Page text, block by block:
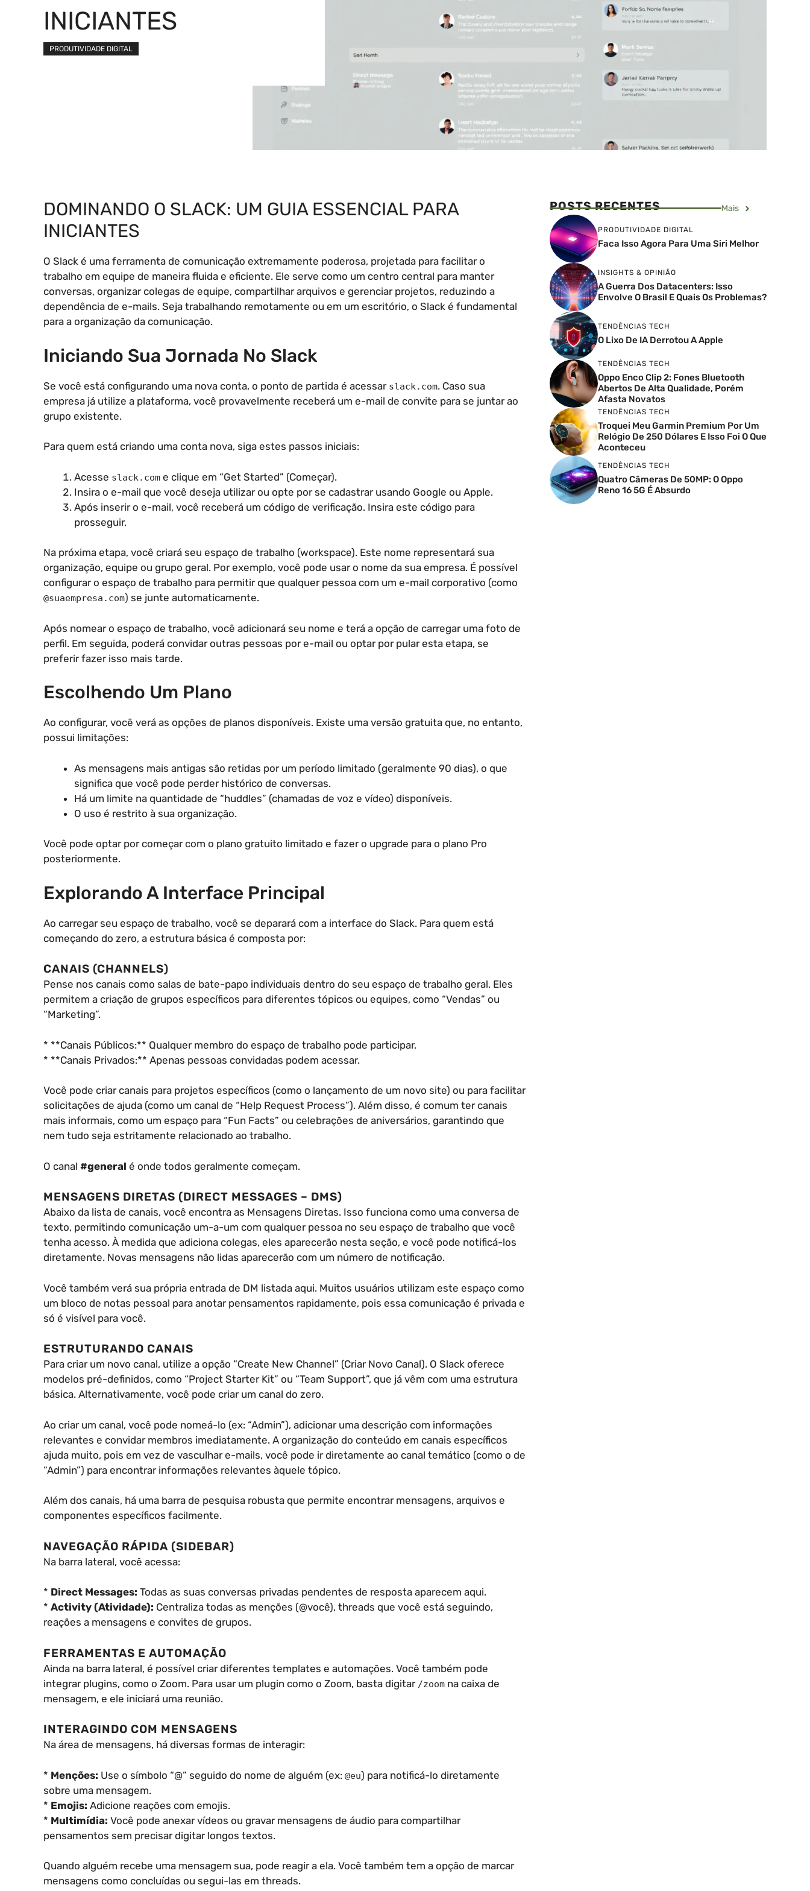
INICIANTES
PRODUTIVIDADE DIGITAL
DOMINANDO O SLACK: UM GUIA ESSENCIAL PARA
INICIANTES
O Slack é uma ferramenta de comunicação extremamente poderosa, projetada para facilitar o
trabalho em equipe de maneira fluida e eficiente. Ele serve como um centro central para manter
conversas, organizar colegas de equipe, compartilhar arquivos e gerenciar projetos, reduzindo a
dependência de e-mails. Seja trabalhando remotamente ou em um escritório, o Slack é fundamental
para a organização da comunicação.
Iniciando Sua Jornada No Slack
Se você está configurando uma nova conta, o ponto de partida é acessar slack.com. Caso sua
empresa já utilize a plataforma, você provavelmente receberá um e-mail de convite para se juntar ao
grupo existente.
Para quem está criando uma conta nova, siga estes passos iniciais:
Acesse slack.com e clique em “Get Started” (Começar).
Insira o e-mail que você deseja utilizar ou opte por se cadastrar usando Google ou Apple.
Após inserir o e-mail, você receberá um código de verificação. Insira este código para
prosseguir.
Na próxima etapa, você criará seu espaço de trabalho (workspace). Este nome representará sua
organização, equipe ou grupo geral. Por exemplo, você pode usar o nome da sua empresa. É possível
configurar o espaço de trabalho para permitir que qualquer pessoa com um e-mail corporativo (como
@suaempresa.com) se junte automaticamente.
Após nomear o espaço de trabalho, você adicionará seu nome e terá a opção de carregar uma foto de
perfil. Em seguida, poderá convidar outras pessoas por e-mail ou optar por pular esta etapa, se
preferir fazer isso mais tarde.
Escolhendo Um Plano
Ao configurar, você verá as opções de planos disponíveis. Existe uma versão gratuita que, no entanto,
possui limitações:
As mensagens mais antigas são retidas por um período limitado (geralmente 90 dias), o que
significa que você pode perder histórico de conversas.
Há um limite na quantidade de “huddles” (chamadas de voz e vídeo) disponíveis.
O uso é restrito à sua organização.
Você pode optar por começar com o plano gratuito limitado e fazer o upgrade para o plano Pro
posteriormente.
Explorando A Interface Principal
Ao carregar seu espaço de trabalho, você se deparará com a interface do Slack. Para quem está
começando do zero, a estrutura básica é composta por:
CANAIS (CHANNELS)
Pense nos canais como salas de bate-papo individuais dentro do seu espaço de trabalho geral. Eles
permitem a criação de grupos específicos para diferentes tópicos ou equipes, como “Vendas” ou
“Marketing”.
* **Canais Públicos:** Qualquer membro do espaço de trabalho pode participar.
* **Canais Privados:** Apenas pessoas convidadas podem acessar.
Você pode criar canais para projetos específicos (como o lançamento de um novo site) ou para facilitar
solicitações de ajuda (como um canal de “Help Request Process”). Além disso, é comum ter canais
mais informais, como um espaço para “Fun Facts” ou celebrações de aniversários, garantindo que
nem tudo seja estritamente relacionado ao trabalho.
O canal #general é onde todos geralmente começam.
MENSAGENS DIRETAS (DIRECT MESSAGES – DMS)
Abaixo da lista de canais, você encontra as Mensagens Diretas. Isso funciona como uma conversa de
texto, permitindo comunicação um-a-um com qualquer pessoa no seu espaço de trabalho que você
tenha acesso. À medida que adiciona colegas, eles aparecerão nesta seção, e você pode notificá-los
diretamente. Novas mensagens não lidas aparecerão com um número de notificação.
Você também verá sua própria entrada de DM listada aqui. Muitos usuários utilizam este espaço como
um bloco de notas pessoal para anotar pensamentos rapidamente, pois essa comunicação é privada e
só é visível para você.
ESTRUTURANDO CANAIS
Para criar um novo canal, utilize a opção “Create New Channel” (Criar Novo Canal). O Slack oferece
modelos pré-definidos, como “Project Starter Kit” ou “Team Support”, que já vêm com uma estrutura
básica. Alternativamente, você pode criar um canal do zero.
Ao criar um canal, você pode nomeá-lo (ex: “Admin”), adicionar uma descrição com informações
relevantes e convidar membros imediatamente. A organização do conteúdo em canais específicos
ajuda muito, pois em vez de vasculhar e-mails, você pode ir diretamente ao canal temático (como o de
“Admin”) para encontrar informações relevantes àquele tópico.
Além dos canais, há uma barra de pesquisa robusta que permite encontrar mensagens, arquivos e
componentes específicos facilmente.
NAVEGAÇÃO RÁPIDA (SIDEBAR)
Na barra lateral, você acessa:
* Direct Messages: Todas as suas conversas privadas pendentes de resposta aparecem aqui.
* Activity (Atividade): Centraliza todas as menções (@você), threads que você está seguindo,
reações a mensagens e convites de grupos.
FERRAMENTAS E AUTOMAÇÃO
Ainda na barra lateral, é possível criar diferentes templates e automações. Você também pode
integrar plugins, como o Zoom. Para usar um plugin como o Zoom, basta digitar /zoom na caixa de
mensagem, e ele iniciará uma reunião.
INTERAGINDO COM MENSAGENS
Na área de mensagens, há diversas formas de interagir:
* Menções: Use o símbolo “@” seguido do nome de alguém (ex: @eu) para notificá-lo diretamente
sobre uma mensagem.
* Emojis: Adicione reações com emojis.
* Multimídia: Você pode anexar vídeos ou gravar mensagens de áudio para compartilhar
pensamentos sem precisar digitar longos textos.
Quando alguém recebe uma mensagem sua, pode reagir a ela. Você também tem a opção de marcar
mensagens como concluídas ou segui-las em threads.
POSTS RECENTES Mais
PRODUTIVIDADE DIGITAL
Faca Isso Agora Para Uma Siri Melhor
INSIGHTS & OPINIÃO
A Guerra Dos Datacenters: Isso
Envolve O Brasil E Quais Os Problemas?
TENDÊNCIAS TECH
O Lixo De IA Derrotou A Apple
TENDÊNCIAS TECH
Oppo Enco Clip 2: Fones Bluetooth
Abertos De Alta Qualidade, Porém
Afasta Novatos
TENDÊNCIAS TECH
Troquei Meu Garmin Premium Por Um
Relógio De 250 Dólares E Isso Foi O Que
Aconteceu
TENDÊNCIAS TECH
Quatro Câmeras De 50MP: O Oppo
Reno 16 5G É Absurdo